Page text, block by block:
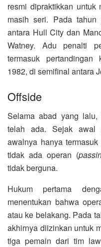
resmi dipraktikkan untuk
masih seri. Pada
antara Hull City dan
Watney. Adu penalti
termasuk
1982, di semifinal antara
Offside
Selama abad yang
telah ada. Sejak awal
awalnya hanya
tidak ada operan (
tidak berguna.
Hukum pertama
menentukan bahwa
atau ke belakang. Pada
akhirnya diizinkan untuk
tiga pemain dari tim